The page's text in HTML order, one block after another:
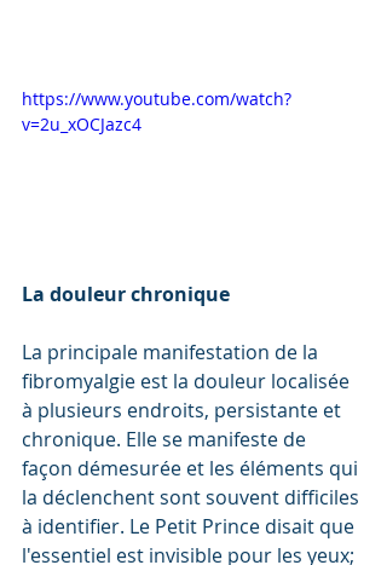
https://www.youtube.com/watch?
v=2u_xOCJazc4
La douleur chronique
La principale manifestation de la
fibromyalgie est la douleur localisée
à plusieurs endroits, persistante et
chronique. Elle se manifeste de
façon démesurée et les éléments qui
la déclenchent sont souvent difficiles
à identifier. Le Petit Prince disait que
l'essentiel est invisible pour les yeux;